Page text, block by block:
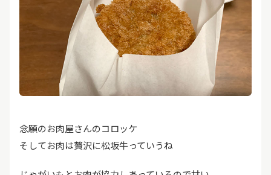
念願のお肉屋さんのコロッケ
そしてお肉は贅沢に松坂牛っていうね